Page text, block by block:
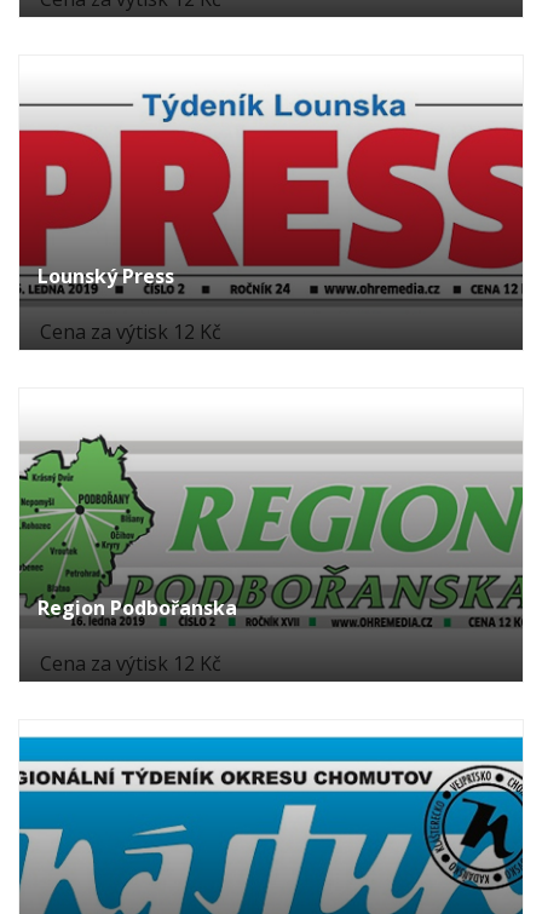
Lounský Press
Cena za výtisk 12 Kč
Region Podbořanska
Cena za výtisk 12 Kč